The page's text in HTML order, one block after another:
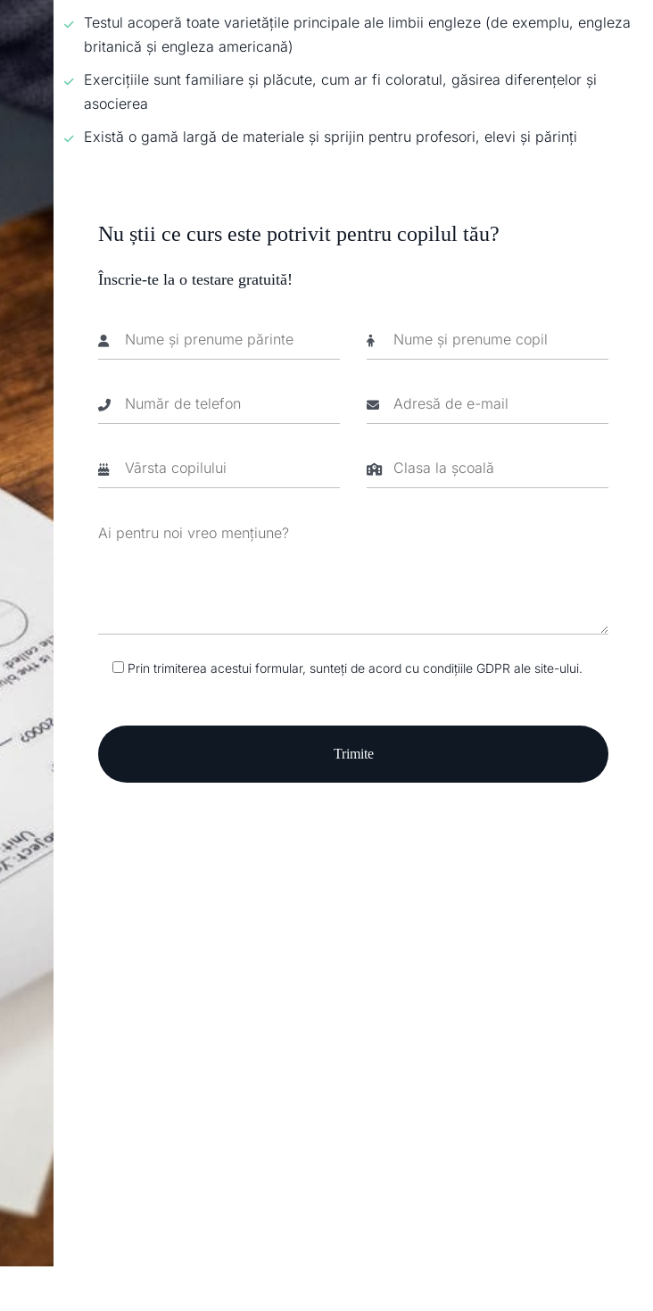
Testul acoperă toate varietățile principale ale limbii engleze (de exemplu, engleza
britanică și engleza americană)
Exercițiile sunt familiare și plăcute, cum ar fi coloratul, găsirea diferențelor și
asocierea
Există o gamă largă de materiale și sprijin pentru profesori, elevi și părinți
Nu știi ce curs este potrivit pentru copilul tău?
Înscrie-te la o testare gratuită!
Prin trimiterea acestui formular, sunteți de acord cu condițiile GDPR ale site-ului.